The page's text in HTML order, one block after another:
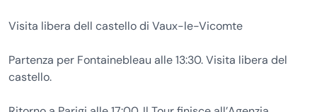
Visita libera dell castello di Vaux-le-Vicomte
Partenza per Fontainebleau alle 13:30. Visita libera del
castello.